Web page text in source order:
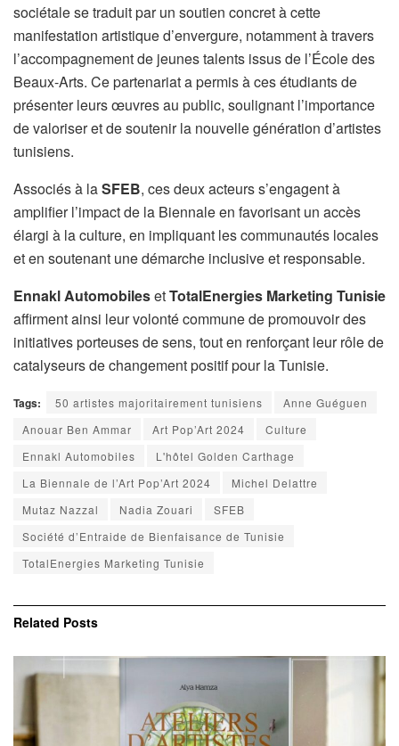
sociétale se traduit par un soutien concret à cette
manifestation artistique d’envergure, notamment à travers
l’accompagnement de jeunes talents issus de l’École des
Beaux-Arts. Ce partenariat a permis à ces étudiants de
présenter leurs œuvres au public, soulignant l’importance
de valoriser et de soutenir la nouvelle génération d’artistes
tunisiens.
Associés à laSFEB, ces deux acteurs s’engagent à
amplifier l’impact de la Biennale en favorisant un accès
élargi à la culture, en impliquant les communautés locales
et en soutenant une démarche inclusive et responsable.
Ennakl AutomobilesetTotalEnergies Marketing Tunisie
affirment ainsi leur volonté commune de promouvoir des
initiatives porteuses de sens, tout en renforçant leur rôle de
catalyseurs de changement positif pour la Tunisie.
Tags: 50 artistes majoritairement tunisiens
Anne Guéguen
Anouar Ben Ammar
Art Pop’Art 2024
Culture
Ennakl Automobiles
L'hôtel Golden Carthage
La Biennale de l’Art Pop’Art 2024
Michel Delattre
Mutaz Nazzal
Nadia Zouari
SFEB
Société d’Entraide de Bienfaisance de Tunisie
TotalEnergies Marketing Tunisie
Related Posts